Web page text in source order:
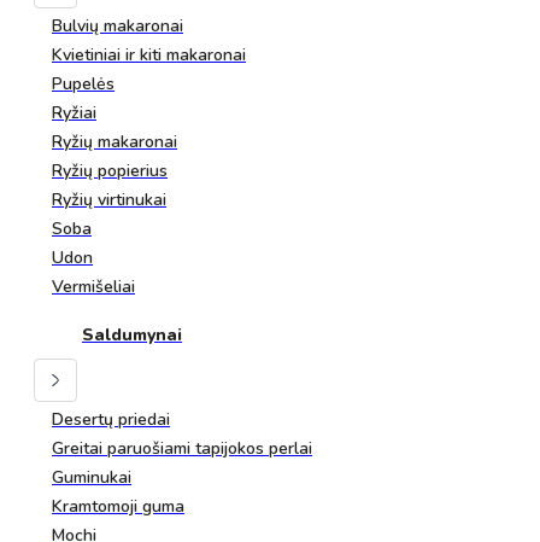
Bulvių makaronai
Kvietiniai ir kiti makaronai
Pupelės
Ryžiai
Ryžių makaronai
Ryžių popierius
Ryžių virtinukai
Soba
Udon
Vermišeliai
Saldumynai
Desertų priedai
Greitai paruošiami tapijokos perlai
Guminukai
Kramtomoji guma
Mochi